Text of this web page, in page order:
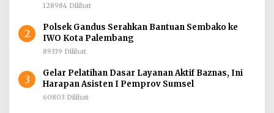
128984 Dilihat
2
Polsek Gandus Serahkan Bantuan Sembako ke
IWO Kota Palembang
89339 Dilihat
3
Gelar Pelatihan Dasar Layanan Aktif Baznas, Ini
Harapan Asisten I Pemprov Sumsel
60803 Dilihat